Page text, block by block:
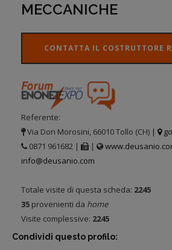
MECCANICHE
CONTATTA IL COSTRUTTORE
Referente:
Via Don Morosini, 66010 Tollo (CH) |
0871 961682 |
|
info@deusanio.com
Totale visite di questa scheda: 2245
35 provenienti da home
Visite complessive: 2245
Condividi questo profilo: